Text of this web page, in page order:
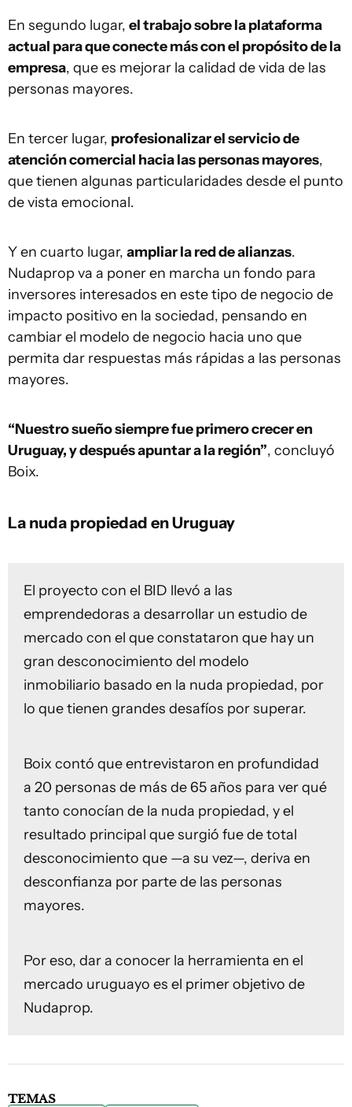
En segundo lugar, el trabajo sobre la plataforma
actual para que conecte más con el propósito de la
empresa, que es mejorar la calidad de vida de las
personas mayores.
En tercer lugar, profesionalizar el servicio de
atención comercial hacia las personas mayores,
que tienen algunas particularidades desde el punto
de vista emocional.
Y en cuarto lugar, ampliar la red de alianzas.
Nudaprop va a poner en marcha un fondo para
inversores interesados en este tipo de negocio de
impacto positivo en la sociedad, pensando en
cambiar el modelo de negocio hacia uno que
permita dar respuestas más rápidas a las personas
mayores.
“Nuestro sueño siempre fue primero crecer en
Uruguay, y después apuntar a la región”, concluyó
Boix.
La nuda propiedad en Uruguay
El proyecto con el BID llevó a las
emprendedoras a desarrollar un estudio de
mercado con el que constataron que hay un
gran desconocimiento del modelo
inmobiliario basado en la nuda propiedad, por
lo que tienen grandes desafíos por superar.
Boix contó que entrevistaron en profundidad
a 20 personas de más de 65 años para ver qué
tanto conocían de la nuda propiedad, y el
resultado principal que surgió fue de total
desconocimiento que —a su vez—, deriva en
desconfianza por parte de las personas
mayores.
Por eso, dar a conocer la herramienta en el
mercado uruguayo es el primer objetivo de
Nudaprop.
TEMAS